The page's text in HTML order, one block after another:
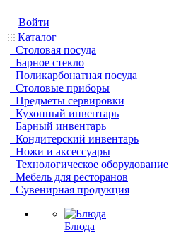
Войти
Каталог
Столовая посуда
Барное стекло
Поликарбонатная посуда
Столовые приборы
Предметы сервировки
Кухонный инвентарь
Барный инвентарь
Кондитерский инвентарь
Ножи и аксессуары
Технологическое оборудование
Мебель для ресторанов
Сувенирная продукция
Блюда